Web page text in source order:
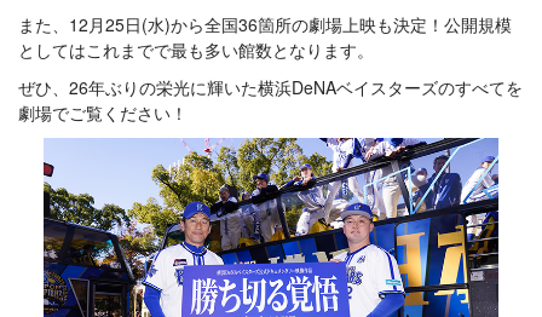
また、12月25日(水)から全国36箇所の劇場上映も決定！公開規模
としてはこれまでで最も多い館数となります。
ぜひ、26年ぶりの栄光に輝いた横浜DeNAベイスターズのすべてを
劇場でご覧ください！